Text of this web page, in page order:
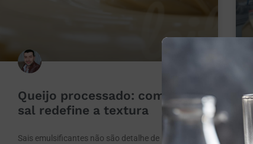
Queijo processado: como o
sal redefine a textura
Sais emulsificantes não são detalhe de